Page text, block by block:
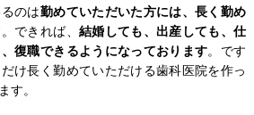
のは勤めていただいた方には、長く勤め
できれば、 結婚しても、出産しても、仕
復職できるようになっております。です
け長く勤めていただける歯科医院を作っ
す。